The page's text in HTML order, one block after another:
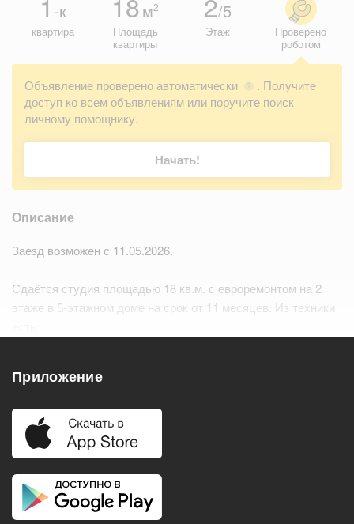
-к
квартира
м2
Площадь
квартиры
/5
Этаж
Проверено
роботом
Объявление проверено автоматически ?
. Получите
доступ ко всем объявлениям или поручите поиск
личному помощнику.
Начать!
Описание
Заезд возможен с 11.05.2026.
Сдаётся студия площадью 18 кв.м. с евроремонтом на 2
этаже в 5-этажном доме на срок от 11 месяцев. Из техники
Удобства
Балкон
Холодильник
Телевизор
Кондиционер
Приложение